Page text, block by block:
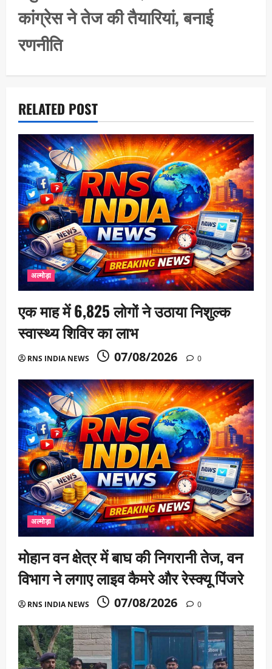
t
i
o
कांग्रेस ने तेज की तैयारियां, बनाई
रणनीति
RELATED POST
अल्मोड़ा
एक माह में 6,825 लोगों ने उठाया निशुल्क
स्वास्थ्य शिविर का लाभ
RNS INDIA NEWS 07/08/2026 0
अल्मोड़ा
मोहान वन क्षेत्र में बाघ की निगरानी तेज, वन
विभाग ने लगाए लाइव कैमरे और रेस्क्यू पिंजरे
RNS INDIA NEWS 07/08/2026 0